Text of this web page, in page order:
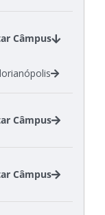
Itajaí
Sul - Rau
Joinville
Câmpus
Câmpus
Joinville
Xanxerê
Câmpus